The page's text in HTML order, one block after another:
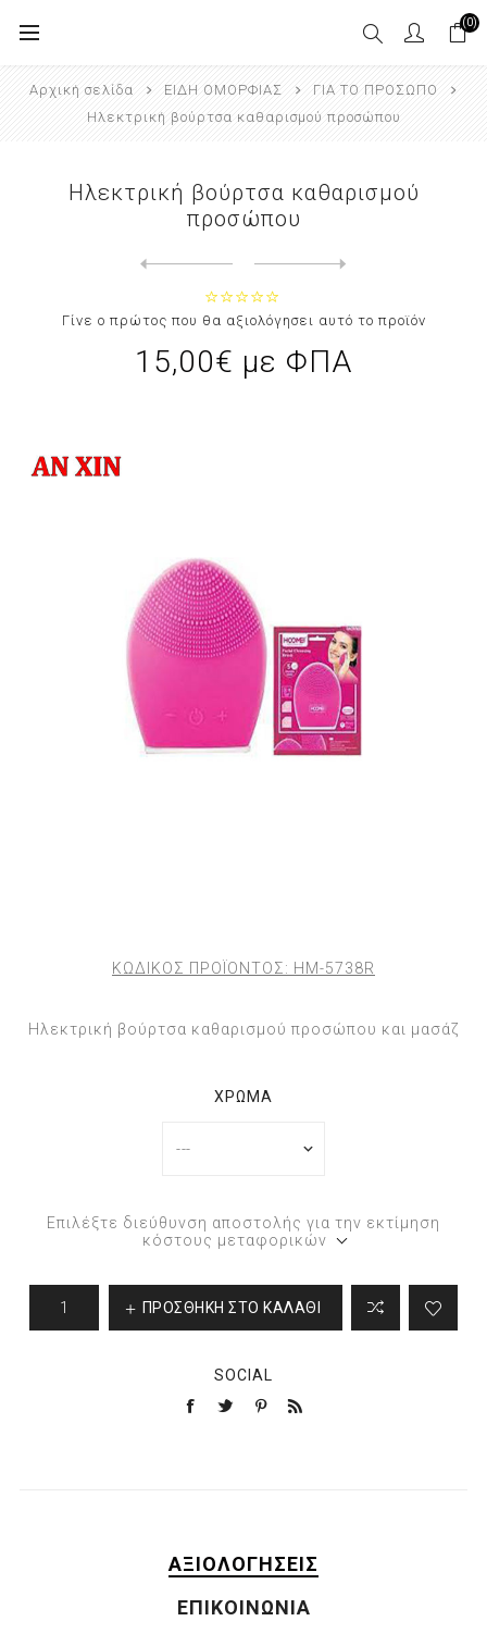
(0)
Αρχική σελίδα ΕΙΔΗ ΟΜΟΡΦΙΑΣ
ΓΙΑ ΤΟ ΠΡΟΣΩΠΟ
Ηλεκτρική βούρτσα καθαρισμού προσώπου
Ηλεκτρική βούρτσα καθαρισμού
προσώπου
Γίνε ο πρώτος που θα αξιολόγησει αυτό το προϊόν
15,00€ με ΦΠΑ
ΚΩΔΙΚΟΣ ΠΡΟΪΟΝΤΟΣ: HM-5738R
Ηλεκτρική βούρτσα καθαρισμού προσώπου και μασάζ
ΧΡΏΜΑ
Επιλέξτε διεύθυνση αποστολής για την εκτίμηση
κόστους μεταφορικών
ΠΡΟΣΘΉΚΗ ΣΤΟ ΚΑΛΆΘΙ
SOCIAL
ΑΞΙΟΛΟΓΉΣΕΙΣ
ΕΠΙΚΟΙΝΩΝΊΑ